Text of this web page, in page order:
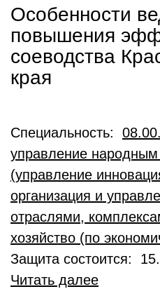
Особенности
повышения
соеводства
края
Специальность:
управление народным
(управление
организация и
отраслями,
хозяйство (по
Защита состоится:
Читать далее